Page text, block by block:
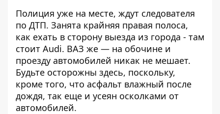
Полиция уже на месте, ждут следователя
по ДТП. Занята крайняя правая полоса,
как ехать в сторону выезда из города - там
стоит Audi. ВАЗ же — на обочине и
проезду автомобилей никак не мешает.
Будьте осторожны здесь, поскольку,
кроме того, что асфальт влажный после
дождя, так еще и усеян осколками от
автомобилей.